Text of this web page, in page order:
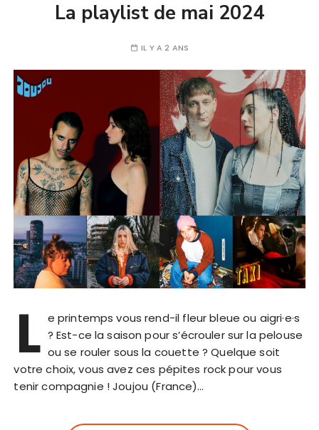
La playlist de mai 2024
IL Y A 2 ANS
L e printemps vous rend-il fleur bleue ou aigri·e·s
? Est-ce la saison pour s’écrouler sur la pelouse
ou se rouler sous la couette ? Quelque soit
votre choix, vous avez ces pépites rock pour vous
tenir compagnie ! Joujou (France)…